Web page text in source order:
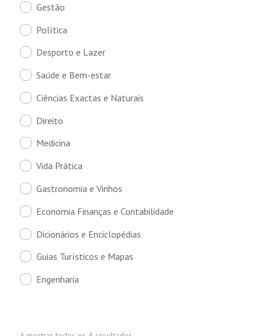
Gestão
Política
Desporto e Lazer
Saúde e Bem-estar
Ciências Exactas e Naturais
Direito
Medicina
Vida Prática
Gastronomia e Vinhos
Economia Finanças e Contabilidade
Dicionários e Enciclopédias
Guias Turísticos e Mapas
Engenharia